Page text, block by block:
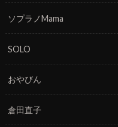
ソプラノMama
SOLO
おやびん
倉田直子